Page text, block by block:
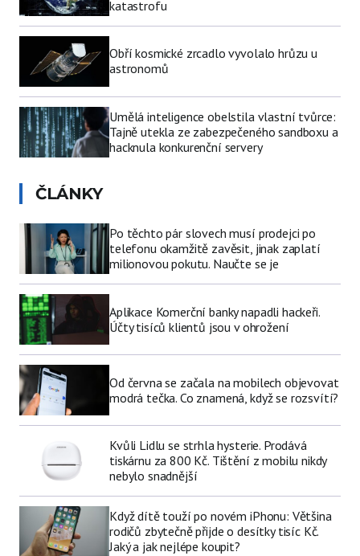
katastrofu
Obří kosmické zrcadlo vyvolalo hrůzu u
astronomů
Umělá inteligence obelstila vlastní tvůrce:
Tajně utekla ze zabezpečeného sandboxu a
hacknula konkurenční servery
ČLÁNKY
Po těchto pár slovech musí prodejci po
telefonu okamžitě zavěsit, jinak zaplatí
milionovou pokutu. Naučte se je
Aplikace Komerční banky napadli hackeři.
Účty tisíců klientů jsou v ohrožení
Od června se začala na mobilech objevovat
modrá tečka. Co znamená, když se rozsvítí?
Kvůli Lidlu se strhla hysterie. Prodává
tiskárnu za 800 Kč. Tištění z mobilu nikdy
nebylo snadnější
Když dítě touží po novém iPhonu: Většina
rodičů zbytečně přijde o desítky tisíc Kč.
Jaký a jak nejlépe koupit?